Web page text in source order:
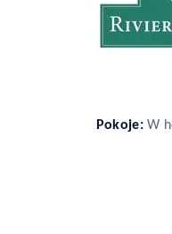
Pokoje:W